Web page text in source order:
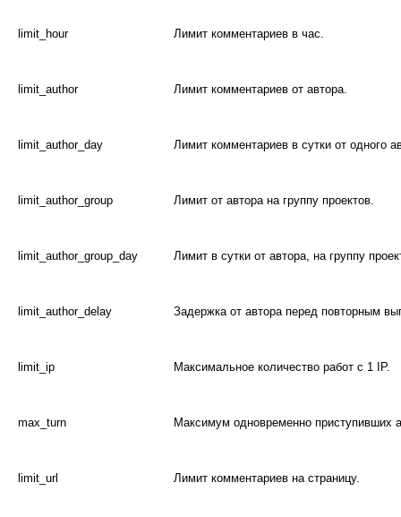
limit_hour Лимит комментариев в час.
limit_author Лимит комментариев от автора.
limit_author_day Лимит комментариев в сутки от одного
limit_author_group Лимит от автора на группу проектов.
limit_author_group_day Лимит в сутки от автора, на группу
limit_author_delay Задержка от автора перед повторным
limit_ip Максимальное количество работ c 1 IP.
max_turn Максимум одновременно приступивших
limit_url Лимит комментариев на страницу.